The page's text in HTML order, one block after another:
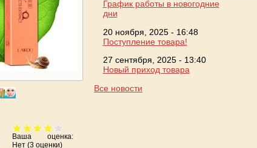
Ваша оценка:
Нет (3оценки)
График работы в новогодние
дни
20 ноября, 2025 - 16:48
Поступление товара!
27 сентября, 2025 - 13:40
Новый приход товара
Все новости